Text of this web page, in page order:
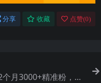
分享 收藏 点赞(0)
月3000+精准粉，变